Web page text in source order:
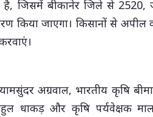
है, जिसमें बीकानेर जिले से
किया जाएगा। किसानों से अपील
अग्रवाल, भारतीय कृषि
धाकड़ और कृषि पर्यवेक्षक